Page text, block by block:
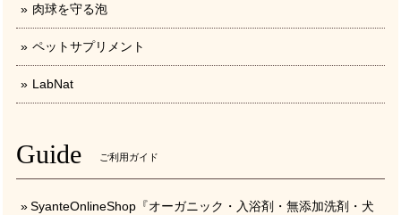
肉球を守る泡
ペットサプリメント
LabNat
Guide ご利用ガイド
SyanteOnlineShop『オーガニック・入浴剤・無添加洗剤・犬